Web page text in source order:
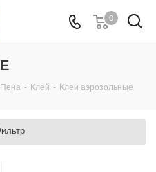
0
Пена - Клей - Клеи аэрозольные